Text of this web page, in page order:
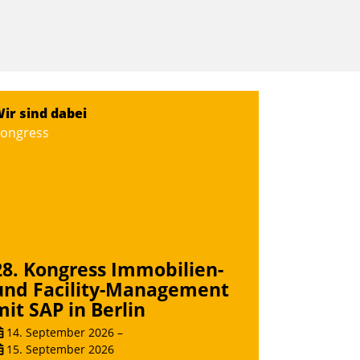
sind dabei
Kongress Immobilien-
Facility-Management
SAP in Berlin
14. September 2026 –
15. September 2026